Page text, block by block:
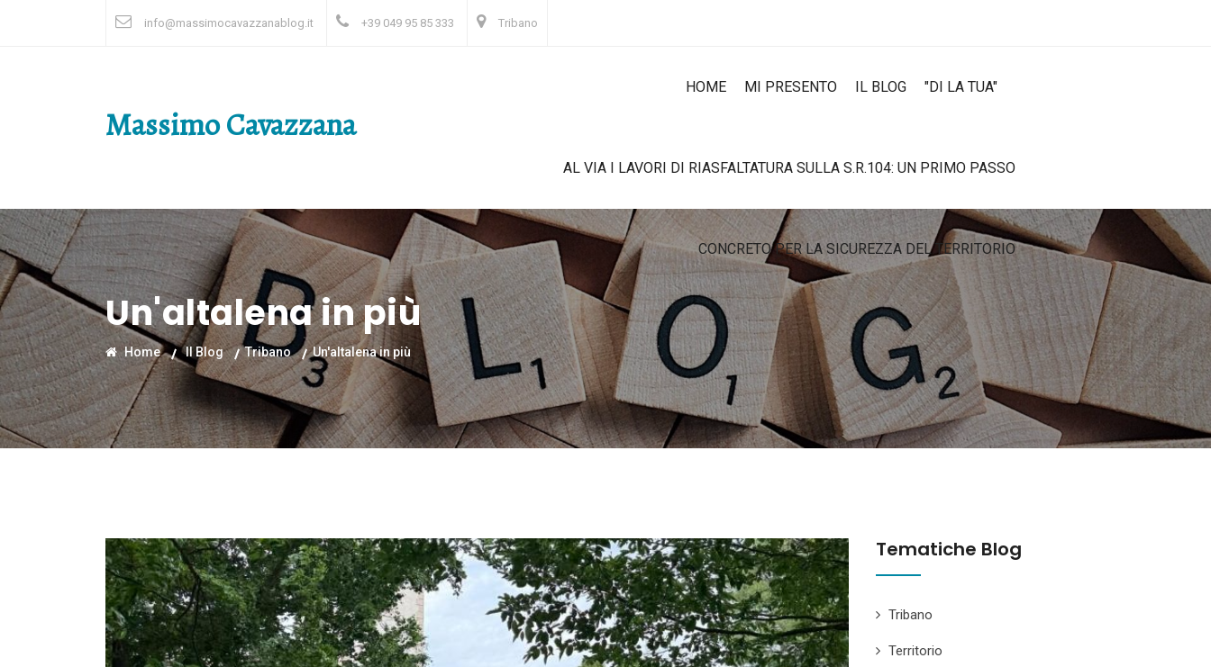
info@massimocavazzanablog.it +39 049 95 85 333 Tribano
Massimo Cavazzana
HOME MI PRESENTO IL BLOG "DI LA TUA"
AL VIA I LAVORI DI RIASFALTATURA SULLA S.R.104: UN PRIMO PASSO
CONCRETO PER LA SICUREZZA DEL TERRITORIO
Un'altalena in più
Home Il Blog Tribano Un'altalena in più
Tematiche Blog
Tribano
Territorio